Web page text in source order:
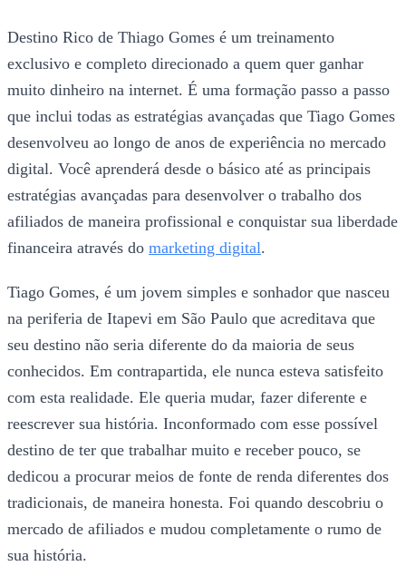
Destino Rico de Thiago Gomes é um treinamento
exclusivo e completo direcionado a quem quer ganhar
muito dinheiro na internet. É uma formação passo a passo
que inclui todas as estratégias avançadas que Tiago Gomes
desenvolveu ao longo de anos de experiência no mercado
digital. Você aprenderá desde o básico até as principais
estratégias avançadas para desenvolver o trabalho dos
afiliados de maneira profissional e conquistar sua liberdade
financeira através do marketing digital.
Tiago Gomes, é um jovem simples e sonhador que nasceu
na periferia de Itapevi em São Paulo que acreditava que
seu destino não seria diferente do da maioria de seus
conhecidos. Em contrapartida, ele nunca esteva satisfeito
com esta realidade. Ele queria mudar, fazer diferente e
reescrever sua história. Inconformado com esse possível
destino de ter que trabalhar muito e receber pouco, se
dedicou a procurar meios de fonte de renda diferentes dos
tradicionais, de maneira honesta. Foi quando descobriu o
mercado de afiliados e mudou completamente o rumo de
sua história.